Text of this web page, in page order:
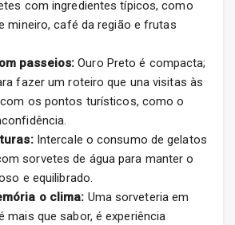
com ingredientes típicos, como
mineiro, café da região e frutas
passeios: Ouro Preto é compacta;
fazer um roteiro que una visitas às
os pontos turísticos, como o
Intercale o consumo de gelatos
sorvetes de água para manter o
e equilibrado.
o clima: Uma sorveteria em
mais que sabor, é experiência